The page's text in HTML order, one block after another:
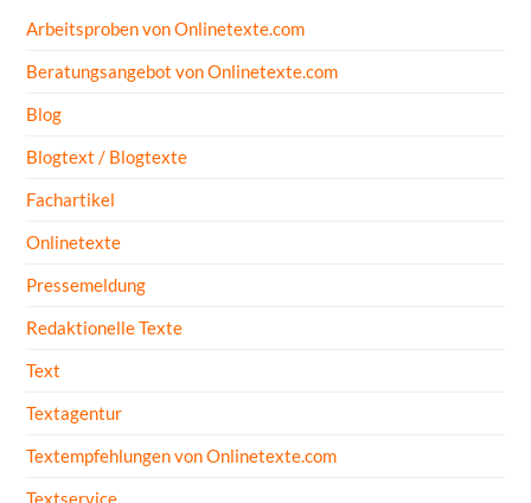
Arbeitsproben von Onlinetexte.com
Beratungsangebot von Onlinetexte.com
Blog
Blogtext / Blogtexte
Fachartikel
Onlinetexte
Pressemeldung
Redaktionelle Texte
Text
Textagentur
Textempfehlungen von Onlinetexte.com
Textservice